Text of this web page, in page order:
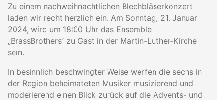
Zu einem nachweihnachtlichen Blechbläserkonzert
laden wir recht herzlich ein. Am Sonntag, 21. Januar
2024, wird um 18:00 Uhr das Ensemble
„BrassBrothers“ zu Gast in der Martin-Luther-Kirche
sein.
In besinnlich beschwingter Weise werfen die sechs in
der Region beheimateten Musiker musizierend und
moderierend einen Blick zurück auf die Advents- und